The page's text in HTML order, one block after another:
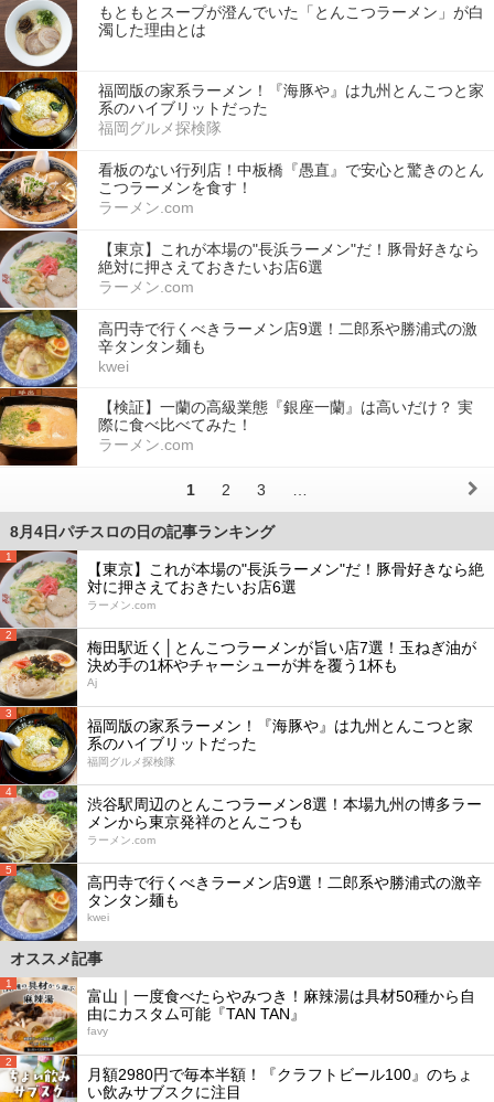
もともとスープが澄んでいた「とんこつラーメン」が白
濁した理由とは
福岡版の家系ラーメン！『海豚や』は九州とんこつと家
系のハイブリットだった
福岡グルメ探検隊
看板のない行列店！中板橋『愚直』で安心と驚きのとん
こつラーメンを食す！
ラーメン.com
【東京】これが本場の"長浜ラーメン"だ！豚骨好きなら
絶対に押さえておきたいお店6選
ラーメン.com
高円寺で行くべきラーメン店9選！二郎系や勝浦式の激
辛タンタン麺も
kwei
【検証】一蘭の高級業態『銀座一蘭』は高いだけ？ 実
際に食べ比べてみた！
ラーメン.com
1 2 3
8月4日パチスロの日の記事ランキング
1
【東京】これが本場の"長浜ラーメン"だ！豚骨好きなら絶
対に押さえておきたいお店6選
ラーメン.com
2
梅田駅近く│とんこつラーメンが旨い店7選！玉ねぎ油が
決め手の1杯やチャーシューが丼を覆う1杯も
Aj
3
福岡版の家系ラーメン！『海豚や』は九州とんこつと家
系のハイブリットだった
福岡グルメ探検隊
4
渋谷駅周辺のとんこつラーメン8選！本場九州の博多ラー
メンから東京発祥のとんこつも
ラーメン.com
5
高円寺で行くべきラーメン店9選！二郎系や勝浦式の激辛
タンタン麺も
kwei
オススメ記事
1
富山｜一度食べたらやみつき！麻辣湯は具材50種から自
由にカスタム可能『TAN TAN』
favy
2
月額2980円で毎本半額！『クラフトビール100』のちょ
い飲みサブスクに注目